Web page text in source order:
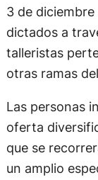
3 de
dictados a
talleristas
otras ramas
Las personas
oferta
que se
un amplio